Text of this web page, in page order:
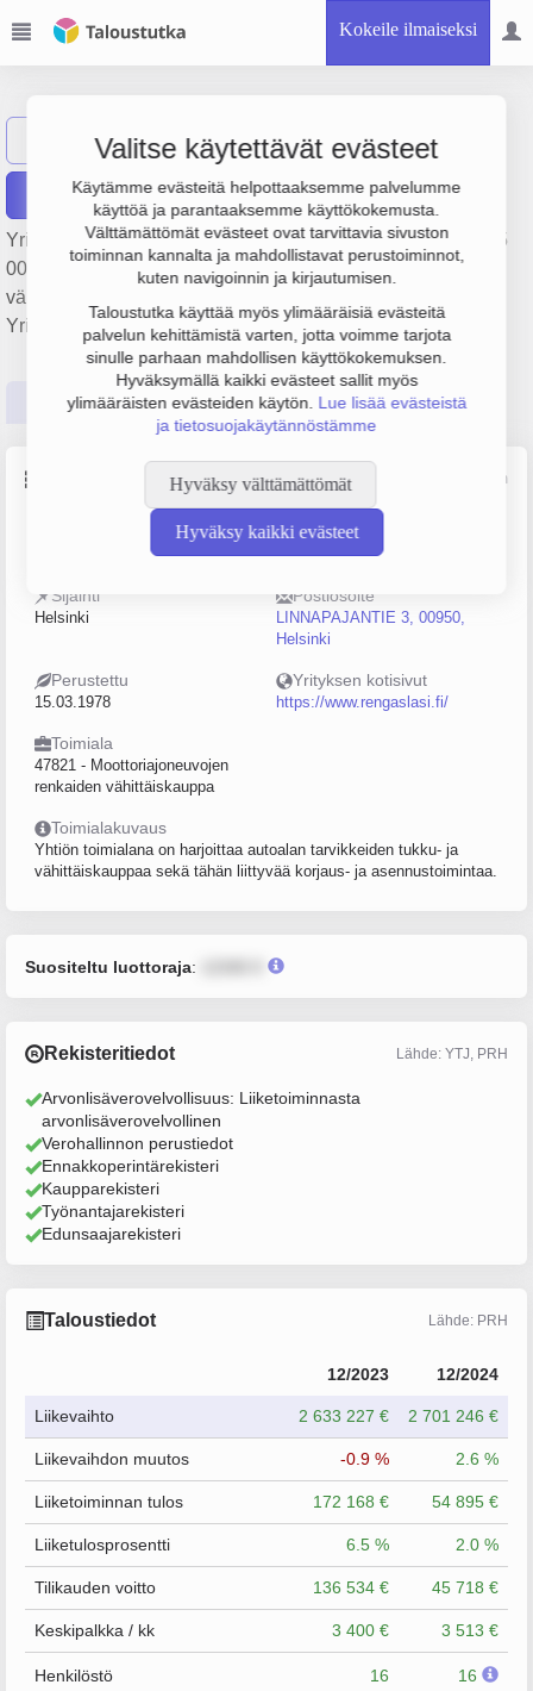
Kokeile ilmaiseksi
Valitse käytettävät evästeet
Käytämme evästeitä helpottaaksemme palvelumme
käyttöä ja parantaaksemme käyttökokemusta.
Välttämättömät evästeet ovat tarvittavia sivuston
toiminnan kannalta ja mahdollistavat perustoiminnot,
kuten navigoinnin ja kirjautumisen.
Taloustutka käyttää myös ylimääräisiä evästeitä
palvelun kehittämistä varten, jotta voimme tarjota
sinulle parhaan mahdollisen käyttökokemuksen.
Hyväksymällä kaikki evästeet sallit myös
ylimääräisten evästeiden käytön. Lue lisää evästeistä
ja tietosuojakäytännöstämme
Hyväksy välttämättömät
Hyväksy kaikki evästeet
Näytä haku Rengaslasi Oy
Raportit
Yrityksen Rengaslasi Oy liikevaihto on 2.7 milj. € ja tulos 55
000 €. Sen päätoimiala on Moottoriajoneuvojen renkaiden
vähittäiskauppa, perustamisvuosi 1978 ja sijainti Helsinki.
Yrityksen yhtiömuoto Osakeyhtiö (OY).
Perustiedot Tilinpäätösluvut Päättäjätiedot
Lähde: YTJ, PRH, Traficom
Henkilöstömäärä
10–19
Sijainti
Helsinki
Postiosoite
LINNAPAJANTIE 3, 00950,
Helsinki
Perustettu
15.03.1978
Yrityksen kotisivut
https://www.rengaslasi.fi/
Toimiala
47821 - Moottoriajoneuvojen
renkaiden vähittäiskauppa
Toimialakuvaus
Yhtiön toimialana on harjoittaa autoalan tarvikkeiden tukku- ja
vähittäiskauppaa sekä tähän liittyvää korjaus- ja asennustoimintaa.
Suositeltu luottoraja:
Rekisteritiedot Lähde: YTJ, PRH
Arvonlisäverovelvollisuus: Liiketoiminnasta
arvonlisäverovelvollinen
Verohallinnon perustiedot
Ennakkoperintärekisteri
Kaupparekisteri
Työnantajarekisteri
Edunsaajarekisteri
Taloustiedot Lähde: PRH
12/2023 12/2024
Liikevaihto 2 633 227 € 2 701 246 €
Liikevaihdon muutos -0.9 % 2.6 %
Liiketoiminnan tulos 172 168 € 54 895 €
Liiketulosprosentti 6.5 % 2.0 %
Tilikauden voitto 136 534 € 45 718 €
Keskipalkka / kk 3 400 € 3 513 €
Henkilöstö 16 16